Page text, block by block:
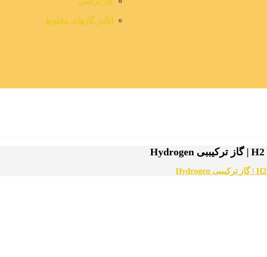
آنالیز گازهای مخلوط